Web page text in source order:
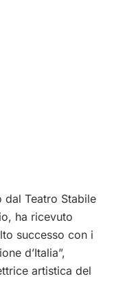
dal Teatro Stabile
ha ricevuto
successo con i
d’Italia”,
artistica del